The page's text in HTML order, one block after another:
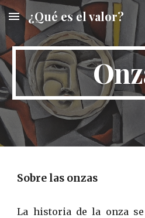
Skip to main content
¿Qué es el valor?
Sobre las onzas
La historia de la onza